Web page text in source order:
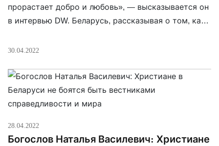
прорастает добро и любовь», — высказывается он
в интервью DW. Беларусь, рассказывая о том, как
что делает, чтобы помочь украинским беженцам.
30.04.2022
28.04.2022
Богослов Наталья Василевич: Христиане